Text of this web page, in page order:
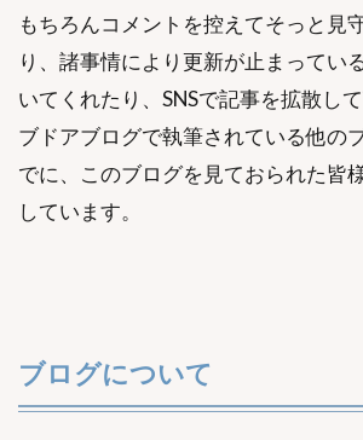
もちろんコメントを控えてそっと見
り、諸事情により更新が止まってい
いてくれたり、SNSで記事を拡散し
ブドアブログで執筆されている他の
でに、このブログを見ておられた皆
しています。
ブログについて